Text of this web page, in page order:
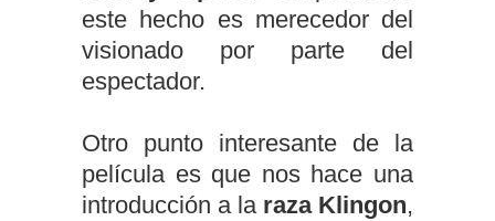
este hecho es merecedor del
visionado por parte del
espectador.
Otro punto interesante de la
película es que nos hace una
introducción a la raza Klingon,